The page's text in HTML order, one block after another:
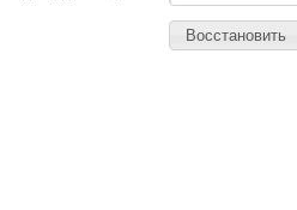
Восстановить